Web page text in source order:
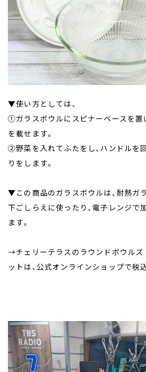
▼使い方としては、
①ガラスボウルにスピナーベースを置
を載せます。
②野菜を入れてふたをし、ハンドルを
りをします。
▼この商品のガラスボウルは、耐熱ガ
下ごしらえに使ったり、電子レンジで
ます。
→チェリーテラスのラウンドボウルズ
ットは、公式オンラインショップで税